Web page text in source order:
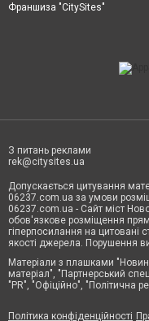
Франшиза "CitySites"
З питань реклами
rek@citysites.ua
Допускається цитування
06237.com.ua за умови
06237.com.ua - Сайт міст
обов'язкове розміщення
гіперпосилання на цитовані
якості джерела. Порушення
Матеріали з плашками
матеріал", "Партнерський
"PR", "Офіційно", "Політична
Політика конфіденційності